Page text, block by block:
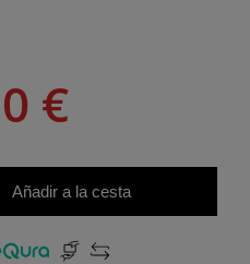
€
Añadir a la cesta